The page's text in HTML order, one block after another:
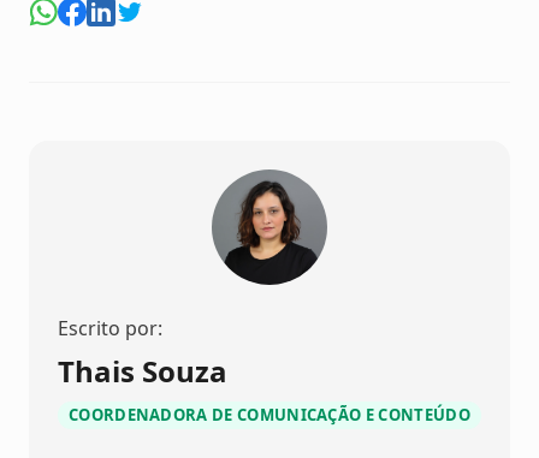
Escrito por:
Thais Souza
COORDENADORA DE COMUNICAÇÃO E CONTEÚDO